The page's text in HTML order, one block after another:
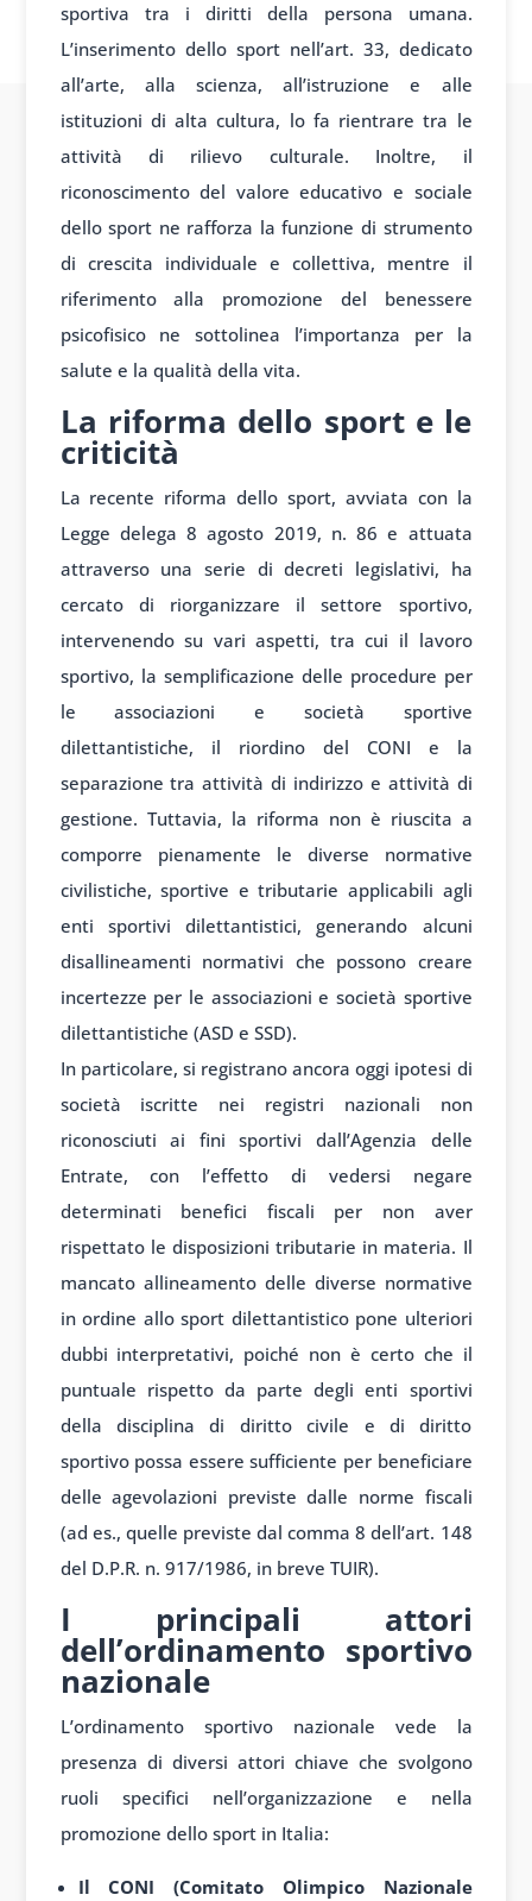
sportiva tra i diritti della persona umana.
L’inserimento dello sport nell’art. 33, dedicato
all’arte, alla scienza, all’istruzione e alle
istituzioni di alta cultura, lo fa rientrare tra le
attività di rilievo culturale. Inoltre, il
riconoscimento del valore educativo e sociale
dello sport ne rafforza la funzione di strumento
di crescita individuale e collettiva, mentre il
riferimento alla promozione del benessere
psicofisico ne sottolinea l’importanza per la
salute e la qualità della vita.
La riforma dello sport e le
criticità
La recente riforma dello sport, avviata con la
Legge delega 8 agosto 2019, n. 86 e attuata
attraverso una serie di decreti legislativi, ha
cercato di riorganizzare il settore sportivo,
intervenendo su vari aspetti, tra cui il lavoro
sportivo, la semplificazione delle procedure per
le associazioni e società sportive
dilettantistiche, il riordino del CONI e la
separazione tra attività di indirizzo e attività di
gestione. Tuttavia, la riforma non è riuscita a
comporre pienamente le diverse normative
civilistiche, sportive e tributarie applicabili agli
enti sportivi dilettantistici, generando alcuni
disallineamenti normativi che possono creare
incertezze per le associazioni e società sportive
dilettantistiche (ASD e SSD).
In particolare, si registrano ancora oggi ipotesi di
società iscritte nei registri nazionali non
riconosciuti ai fini sportivi dall’Agenzia delle
Entrate, con l’effetto di vedersi negare
determinati benefici fiscali per non aver
rispettato le disposizioni tributarie in materia. Il
mancato allineamento delle diverse normative
in ordine allo sport dilettantistico pone ulteriori
dubbi interpretativi, poiché non è certo che il
puntuale rispetto da parte degli enti sportivi
della disciplina di diritto civile e di diritto
sportivo possa essere sufficiente per beneficiare
delle agevolazioni previste dalle norme fiscali
(ad es., quelle previste dal comma 8 dell’art. 148
del D.P.R. n. 917/1986, in breve TUIR).
I principali attori
dell’ordinamento sportivo
nazionale
L’ordinamento sportivo nazionale vede la
presenza di diversi attori chiave che svolgono
ruoli specifici nell’organizzazione e nella
promozione dello sport in Italia:
Il CONI (Comitato Olimpico Nazionale